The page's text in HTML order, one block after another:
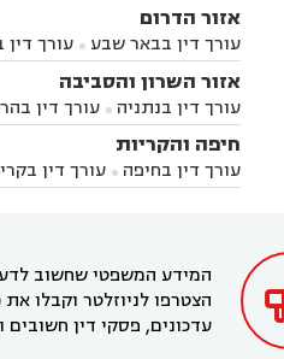
אזור הדרום
עורך דין בבאר שבע  עורך
באשקלון
עורך דין בבאר
עורך דין בניר הבנים עורך דין
זיקים
עורך דין בנתיבות
אזור השרון והסביבה
עורך דין בנתניה  עורך דין
עורך דין בחדרה עורך דין
השרון
עורך דין באבן יהודה
עורך דין בחריש  עורך דין
חיפה והקריות
עורך דין בחיפה  עורך דין
בקרית מוצקין
עורך דין
המידע המשפטי שחשוב
הצטרפו לניוזלטר וקבלו
עדכונים, פסקי דין חשובים